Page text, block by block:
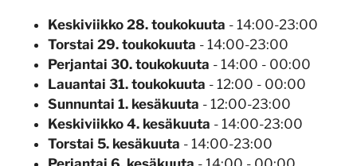
Keskiviikko 28. toukokuuta - 14:00-23:00
Torstai 29. toukokuuta - 14:00-23:00
Perjantai 30. toukokuuta - 14:00 - 00:00
Lauantai 31. toukokuuta - 12:00 - 00:00
Sunnuntai 1. kesäkuuta - 12:00-23:00
Keskiviikko 4. kesäkuuta - 14:00-23:00
Torstai 5. kesäkuuta - 14:00-23:00